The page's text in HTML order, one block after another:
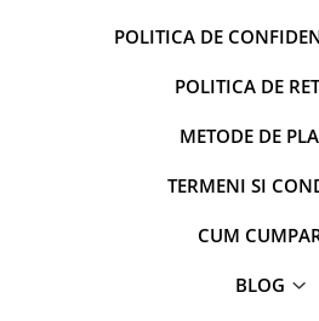
POLITICA DE
POLITICA DE
METODE DE
TERMENI SI
CUM
BLOG